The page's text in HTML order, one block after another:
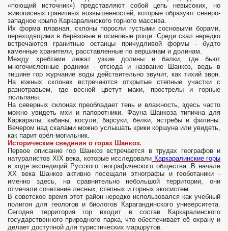
«поющий источник») представляют собой цепь невысоких, но
живописных гранитных возвышенностей, которые образуют северо-
западное крыло Каркаралинского горного массива.
Их форма плавная, склоны поросли густыми сосновыми борами,
переходящими в берёзовые и осиновые рощи. Среди скал нередко
встречаются гранитные останцы причудливой формы - будто
каменные хранители, расставленные по вершинам и долинам.
Между хребтами лежат узкие долины и балки, где бьют
многочисленные родники - отсюда и название Шанкоз, ведь в
тишине гор журчание воды действительно звучит, как тихий звон.
На южных склонах встречаются открытые степные участки с
разнотравьем, где весной цветут маки, прострелы и горные
тюльпаны.
На северных склонах преобладает тень и влажность, здесь часто
можно увидеть мхи и папоротники. Фауна Шанкоза типична для
Каркаралы: кабаны, косули, барсуки, белки, ястребы и филины.
Вечером над скалами можно услышать крики коршуна или увидеть,
как парит орёл-могильник.
Исторические сведения о горах Шанкоз.
Первое описание гор Шанкоз встречается в трудах географов и
натуралистов XIX века, которые исследовали Каркаралинские горы
в ходе экспедиций Русского географического общества. В начале
XX века Шанкоз активно посещали этнографы и геоботаники -
именно здесь, на сравнительно небольшой территории, они
отмечали сочетание лесных, степных и горных экосистем.
В советское время этот район нередко использовался как учебный
полигон для геологов и биологов Карагандинского университета.
Сегодня территория гор входит в состав Каркаралинского
государственного природного парка, что обеспечивает её охрану и
делает доступной для туристических маршрутов.